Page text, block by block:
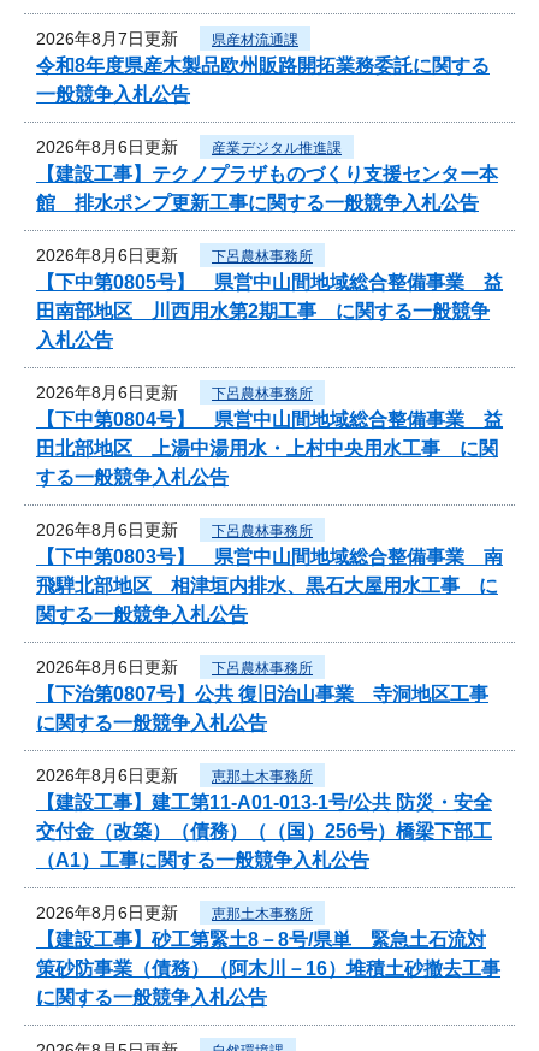
2026年8月7日更新 県産材流通課
令和8年度県産木製品欧州販路開拓業務委託に関する
一般競争入札公告
2026年8月6日更新 産業デジタル推進課
【建設工事】テクノプラザものづくり支援センター本
館 排水ポンプ更新工事に関する一般競争入札公告
2026年8月6日更新 下呂農林事務所
【下中第0805号】 県営中山間地域総合整備事業 益
田南部地区 川西用水第2期工事 に関する一般競争
入札公告
2026年8月6日更新 下呂農林事務所
【下中第0804号】 県営中山間地域総合整備事業 益
田北部地区 上湯中湯用水・上村中央用水工事 に関
する一般競争入札公告
2026年8月6日更新 下呂農林事務所
【下中第0803号】 県営中山間地域総合整備事業 南
飛騨北部地区 相津垣内排水、黒石大屋用水工事 に
関する一般競争入札公告
2026年8月6日更新 下呂農林事務所
【下治第0807号】公共 復旧治山事業 寺洞地区工事
に関する一般競争入札公告
2026年8月6日更新 恵那土木事務所
【建設工事】建工第11-A01-013-1号/公共 防災・安全
交付金（改築）（債務）（（国）256号）橋梁下部工
（A1）工事に関する一般競争入札公告
2026年8月6日更新 恵那土木事務所
【建設工事】砂工第緊土8－8号/県単 緊急土石流対
策砂防事業（債務）（阿木川－16）堆積土砂撤去工事
に関する一般競争入札公告